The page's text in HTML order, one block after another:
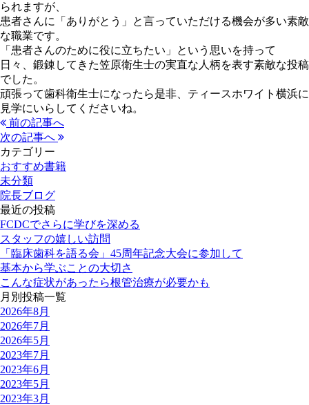
られますが、
患者さんに「ありがとう」と言っていただける機会が多い素敵
な職業です。
「患者さんのために役に立ちたい」という思いを持って
日々、鍛錬してきた笠原衛生士の実直な人柄を表す素敵な投稿
でした。
頑張って歯科衛生士になったら是非、ティースホワイト横浜に
見学にいらしてくださいね。
前の記事へ
次の記事へ
カテゴリー
おすすめ書籍
未分類
院長ブログ
最近の投稿
FCDCでさらに学びを深める
スタッフの嬉しい訪問
「臨床歯科を語る会」45周年記念大会に参加して
基本から学ぶことの大切さ
こんな症状があったら根管治療が必要かも
月別投稿一覧
2026年8月
2026年7月
2026年5月
2023年7月
2023年6月
2023年5月
2023年3月